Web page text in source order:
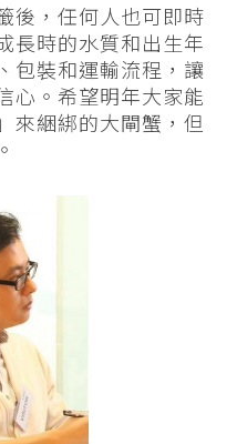
後，任何人也可即時
長時的水質和出生年
包裝和運輸流程，讓
心。希望明年大家能
來綑綁的大閘蟹，但